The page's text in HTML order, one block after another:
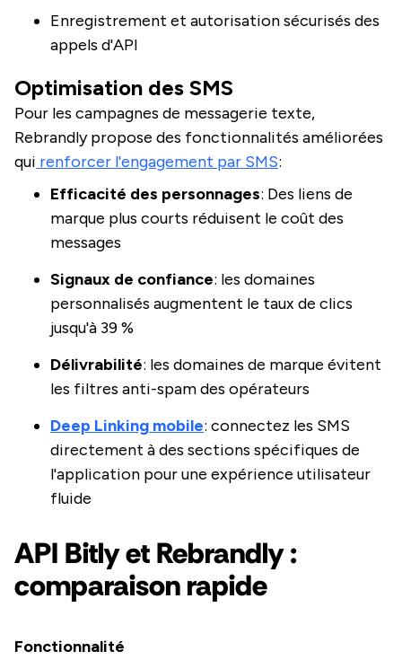
Enregistrement et autorisation sécurisés des
appels d'API
Optimisation des SMS
Pour les campagnes de messagerie texte,
Rebrandly propose des fonctionnalités améliorées
qui renforcer l'engagement par SMS:
Efficacité des personnages: Des liens de
marque plus courts réduisent le coût des
messages
Signaux de confiance: les domaines
personnalisés augmentent le taux de clics
jusqu'à 39 %
Délivrabilité: les domaines de marque évitent
les filtres anti-spam des opérateurs
Deep Linking mobile: connectez les SMS
directement à des sections spécifiques de
l'application pour une expérience utilisateur
fluide
API Bitly et Rebrandly :
comparaison rapide
Fonctionnalité